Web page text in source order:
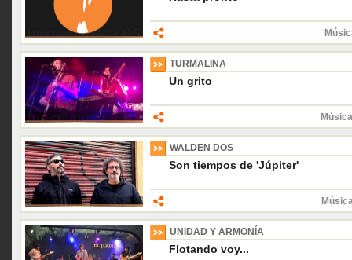
TURMALINA
Un grito
WALDEN DOS
Son tiempos de 'Júpiter'
UNIDAD Y ARMONÍA
Flotando voy...